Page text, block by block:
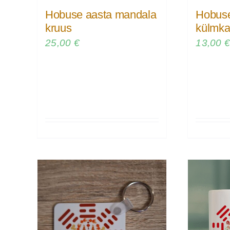
Hobuse aasta mandala
kruus
25,00 € 13,00€